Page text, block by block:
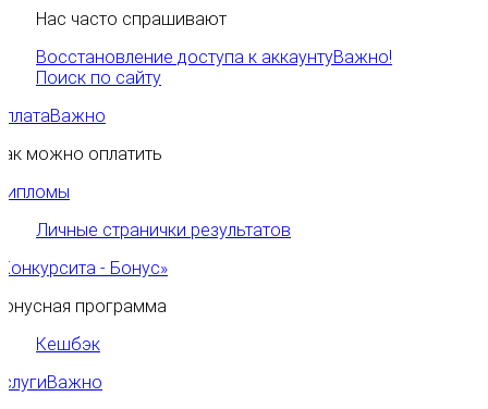
Нас часто спрашивают
Восстановление доступа к аккаунтуВажно!
Поиск по сайту
Важно
можно оплатить
Личные странички результатов
- Бонус»
программа
Кешбэк
Важно